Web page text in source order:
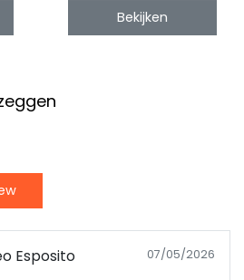
Bekijken
Esposito 07/05/2026